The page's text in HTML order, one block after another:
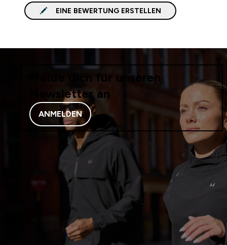
EINE BEWERTUNG ERSTELLEN
Melde dich für unseren
Newsletter an
ANMELDEN